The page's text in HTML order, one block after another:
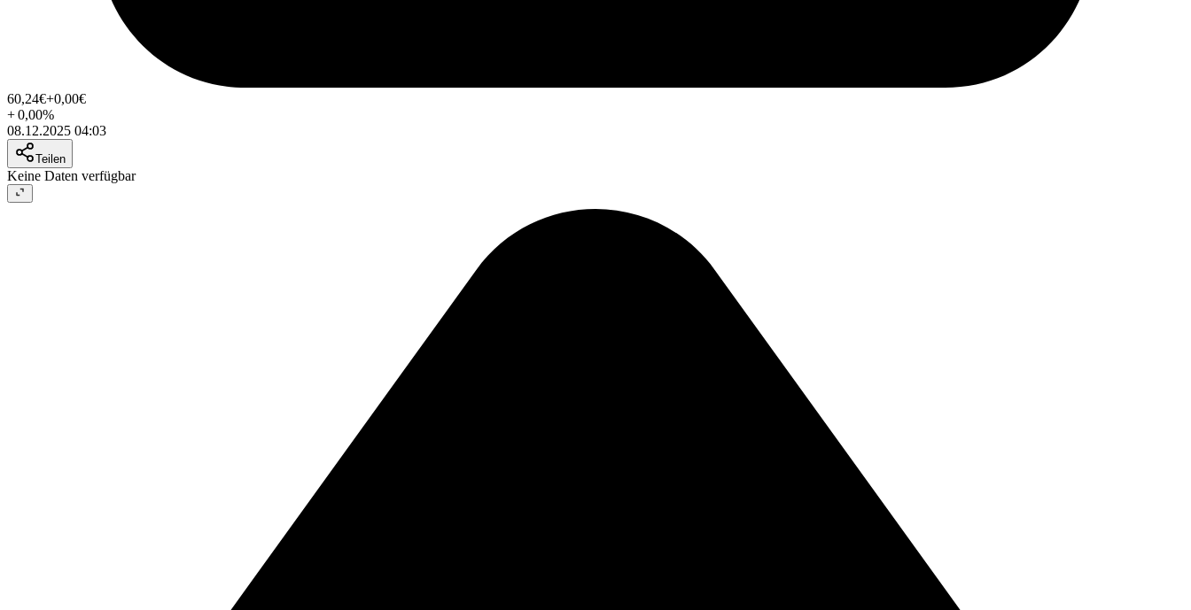
60,24€+0,00€
+0,00%
08.12.2025 04:03
Teilen
Keine Daten verfügbar